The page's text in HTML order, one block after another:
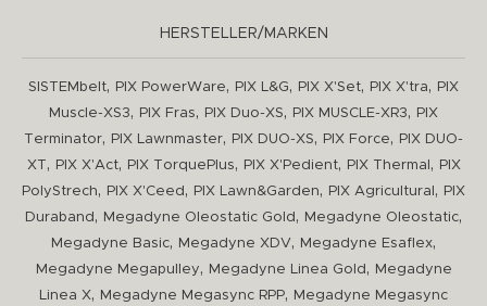
HERSTELLER/MARKEN
SISTEMbelt, PIX PowerWare, PIX L&G, PIX X'Set, PIX X'tra,
PIX
Muscle-XS3, PIX Fras, PIX Duo-XS, PIX MUSCLE-XR3,
PIX
Terminator, PIX Lawnmaster, PIX DUO-XS, PIX Force,
PIX DUO-
XT, PIX X'Act, PIX TorquePlus, PIX X'Pedient, PIX Thermal ,
PIX
PolyStrech, PIX X'Ceed , PIX Lawn&Garden, PIX Agricultural ,
PIX
Duraband , Megadyne Oleostatic Gold , Megadyne Oleostatic,
Megadyne Basic, Megadyne XDV, Megadyne Esaflex,
Megadyne Megapulley, Megadyne Linea Gold ,
Megadyne
Linea X, Megadyne Megasync RPP, Megadyne Megasync